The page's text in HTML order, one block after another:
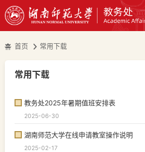
首页 常用下载
常用下载
教务处2025年暑期值班安排表
2025-06-30
湖南师范大学在线申请教室操作说明
2025-02-17